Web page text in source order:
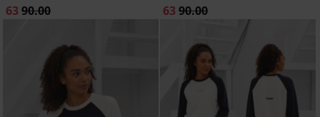
63 90.00
63 90.00